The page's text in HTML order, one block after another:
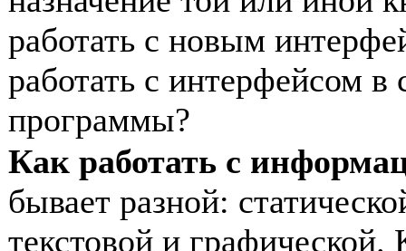
работать с новым
работать с интерфейсом в
программы?
Как работать с
бывает разной:
текстовой и графической.